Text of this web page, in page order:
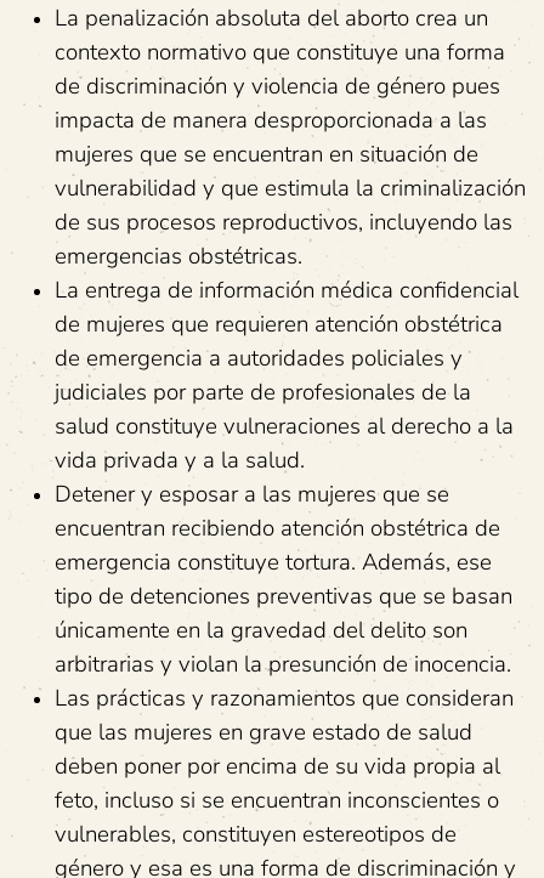
La penalización absoluta del aborto crea un
contexto normativo que constituye una forma
de discriminación y violencia de género pues
impacta de manera desproporcionada a las
mujeres que se encuentran en situación de
vulnerabilidad y que estimula la criminalización
de sus procesos reproductivos, incluyendo las
emergencias obstétricas.
La entrega de información médica confidencial
de mujeres que requieren atención obstétrica
de emergencia a autoridades policiales y
judiciales por parte de profesionales de la
salud constituye vulneraciones al derecho a la
vida privada y a la salud.
Detener y esposar a las mujeres que se
encuentran recibiendo atención obstétrica de
emergencia constituye tortura. Además, ese
tipo de detenciones preventivas que se basan
únicamente en la gravedad del delito son
arbitrarias y violan la presunción de inocencia.
Las prácticas y razonamientos que consideran
que las mujeres en grave estado de salud
deben poner por encima de su vida propia al
feto, incluso si se encuentran inconscientes o
vulnerables, constituyen estereotipos de
género y esa es una forma de discriminación y